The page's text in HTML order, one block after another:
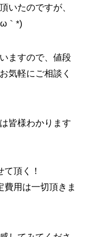
いたのですが、
｀*)
ますので、値段
気軽にご相談く
皆様わかります
頂く！
用は一切頂きま